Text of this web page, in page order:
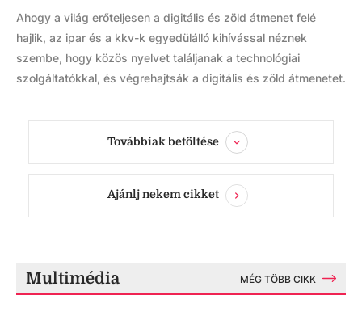
Ahogy a világ erőteljesen a digitális és zöld átmenet felé
hajlik, az ipar és a kkv-k egyedülálló kihívással néznek
szembe, hogy közös nyelvet találjanak a technológiai
szolgáltatókkal, és végrehajtsák a digitális és zöld átmenetet.
Továbbiak betöltése
Ajánlj nekem cikket
Multimédia MÉG TÖBB CIKK